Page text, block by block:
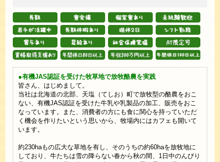
●有機JAS認証を受けた牧草地で放牧酪農を実践
皆さん、はじめまして。
当社は北海道の北部、天塩（てしお）町で放牧型の酪農をおこ
ない、有機JAS認証を受けた牛乳や乳製品の加工、販売をおこ
なっています。また、消費者の方にも食に関心を持っていただ
く機会を作りたいという思いから、牧場内にはカフェも開いて
います。
約230haもの広大な草地を有し、そのうちの約60haを放牧地に
しており、牛たちは雪の降らない春から秋の間、1日中のんびり